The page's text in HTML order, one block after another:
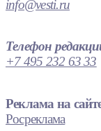
info@vesti.ru
Телефон
+7 495 232 63 33
Реклама на
Росреклама